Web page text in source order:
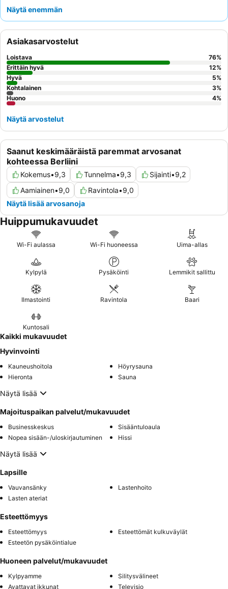
Hotellissa on kattava spa-alue, jossa on suuri sisäuima-allas,
pakopaikan rentoutumiseen. Asiakkaat kehuvat jatkuvasti
hotellin henkilökuntaa
ammattitaidosta, ja
saa paljon kiitosta laajasta ja
monipuolisesta valikoimastaan. Jos haluat ylellisemmän
kokemuksen, harkitse huoneen varaamista
pääsyllä rauhalliseen aamiaiseen.
Näytä enemmän
Saanut keskimääräistä paremmat arvosanat
kohteessa Berliini
Kokemus•9,3 Tunnelma•9,3 Sijainti•9,2
Aamiainen•9,0 Ravintola•9,0
Näytä lisää arvosanoja
Asiakasarvostelut
Loistava 76%
Erittäin hyvä
12%
Hyvä
5%
Kohtalainen
3%
Huono
4%
Näytä arvostelut
Huippumukavuudet
Wi-Fi aulassa Wi-Fi huoneessa Uima-allas
Kylpylä Pysäköinti Lemmikit sallittu
Ilmastointi Ravintola Baari
Kuntosali
Kaikki mukavuudet
Hyvinvointi
Kauneushoitola
Höyrysauna
Hieronta
Sauna
Näytä lisää
Majoituspaikan palvelut/mukavuudet
Businesskeskus
Sisääntuloaula
Nopea sisään-/uloskirjautuminen
Hissi
Näytä lisää
Lapsille
Vauvansänky
Lastenhoito
Lasten ateriat
Esteettömyys
Esteettömyys
Esteettömät kulkuväylät
Esteetön pysäköintialue
Huoneen palvelut/mukavuudet
Kylpyamme
Silitysvälineet
Avattavat ikkunat
Televisio